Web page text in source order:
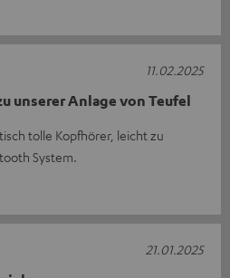
unserer Anlage von Teufel
tolle Kopfhörer, leicht zu
System.
11.02.2025
21.01.2025